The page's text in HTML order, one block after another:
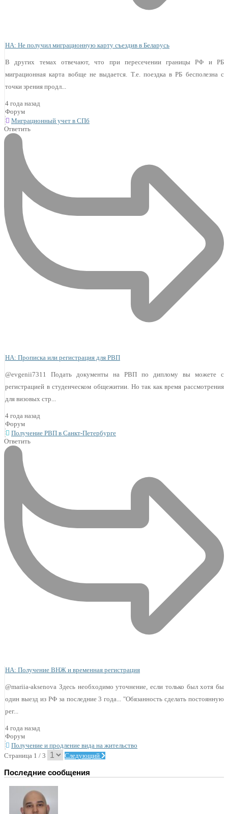
НА: Не получил миграционную карту съездив в Беларусь
В других темах отвечают, что при пересечении границы РФ и РБ
миграционная карта вобще не выдается. Т.е. поездка в РБ бесполезна с
точки зрения продл...
4 года назад
Форум
Миграционный учет в СПб
Ответить
НА: Прописка или регистрация для РВП
@evgenii7311 Подать документы на РВП по диплому вы можете с
регистрацией в студенческом общежитии. Но так как время рассмотрения
для визовых стр...
4 года назад
Форум
Получение РВП в Санкт-Петербурге
Ответить
НА: Получение ВНЖ и временная регистрация
@mariia-aksenova Здесь необходимо уточнение, если только был хотя бы
один выезд из РФ за последние 3 года... "Обязанность сделать постоянную
рег...
4 года назад
Форум
Получение и продление вида на жительство
Страница 1 / 3
Следующий
Последние сообщения